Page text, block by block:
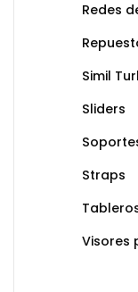
Redes
Simil
Sliders
Straps
Visores